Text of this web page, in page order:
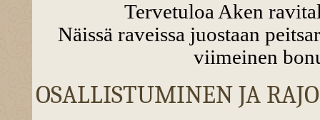
Tervetuloa Aken
Näissä raveissa juostaan
viimeinen
OSALLISTUMINEN JA